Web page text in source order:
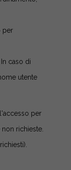
per
caso di
utente
per
richieste.